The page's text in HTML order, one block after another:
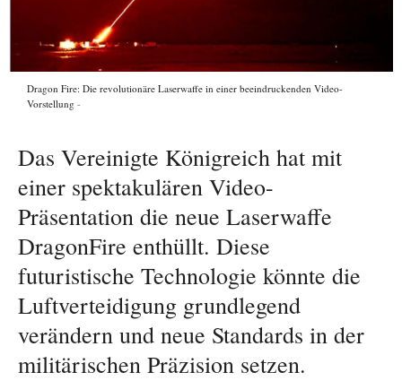
Dragon Fire: Die revolutionäre Laserwaffe in einer beeindruckenden Video-
Vorstellung
Das Vereinigte Königreich hat mit
einer spektakulären Video-
Präsentation die neue Laserwaffe
DragonFire enthüllt. Diese
futuristische Technologie könnte die
Luftverteidigung grundlegend
verändern und neue Standards in der
militärischen Präzision setzen.